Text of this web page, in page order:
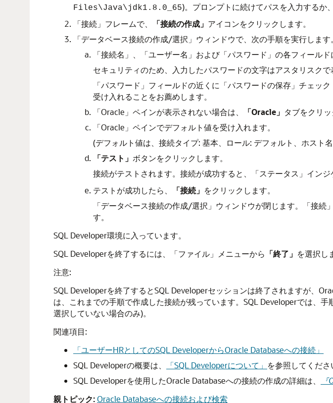
Files\Java\jdk1.8.0_65)。プロンプトに続けてパスを入力するか
「接続」 フレームで、 「接続の作成」 アイコンをクリックします。
「データベース接続の作成/選択」 ウィンドウで、次の手順を実行します。
「接続名」
「ユーザー名」 および「パスワード」 の各フィールド
セキュリティのため、入力したパスワードの文字はアスタリスクで
「パスワード」 フィールドの近くに 「パスワードの保存」 チェック
受け入れることをお薦めします。
「Oracle」 ペインが表示されない場合は、 「Oracle」 タブをクリッ
「Oracle」 ペインでデフォルト値を受け入れます。
(デフォルト値は、 接続タイプ: 基本、 ロール: デフォルト、 ホスト名
「テスト」 ボタンをクリックします。
接続がテストされます。接続が成功すると、
「ステータス」インジ
テストが成功したら、
「接続」 をクリックします。
「データベース接続の作成/選択」 ウィンドウが閉じます。 「接続」
す。
SQL Developer環境に入っています。
SQL Developerを終了するには、
「ファイル」 メニューから 「終了」 を選択し
注意:
SQL Developerを終了するとSQL Developerセッションは終了されますが、
は、これまでの手順で作成した接続が残っています。SQL Developerでは、手
選択していない場合のみ)。
関連項目:
「ユーザーHRとしてのSQL DeveloperからOracle Databaseへの接続」
SQL Developerの概要は、
「SQL Developerについて」 を参照してくださ
SQL Developerを使用したOracle Databaseへの接続の作成の詳細は、
親トピック:Oracle Databaseへの接続および検索